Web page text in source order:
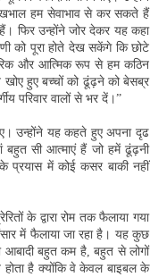
हम सेवाभाव से कर सकते हैं
फिर उन्होंने जोर देकर यह कहा
को पूरा होते देख सकेंगे कि छोटे
और आत्मिक रूप से हम कठिन
खोए हुए बच्चों को ढूंढ़ने को बेसब्र
परिवार वालों से भर दें।”
उन्होंने यह कहते हुए अपना दृढ
बहुत सी आत्माएं हैं जो हमें ढूंढ़नी
प्रयास में कोई कसर बाकी नहीं
के द्वारा रोम तक फैलाया गया
में फैलाया जा रहा है। यह कुछ
आबादी बहुत कम है, बहुत से लोगों
है क्योंकि वे केवल बाइबल के